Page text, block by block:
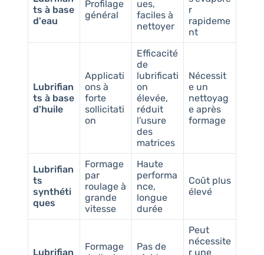
ts à base
d'eau
Profilage
général
ues,
faciles à
nettoyer
r
rapideme
nt
Lubrifian
ts à base
d'huile
Applicati
ons à
forte
sollicitati
on
Efficacité
de
lubrificati
on
élevée,
réduit
l'usure
des
matrices
Nécessit
e un
nettoyag
e après
formage
Lubrifian
ts
synthéti
ques
Formage
par
roulage à
grande
vitesse
Haute
performa
nce,
longue
durée
Coût plus
élevé
Lubrifian
Formage
Pas de
Peut
nécessite
r une